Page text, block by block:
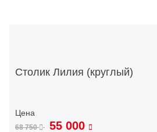
Столик Лилия (круглый)
68 750 55 000